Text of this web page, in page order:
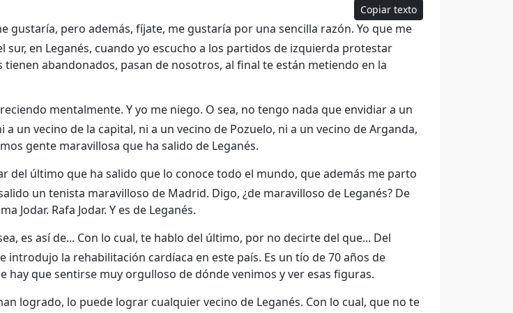
Copiar texto
gustaría, pero además, fíjate, me gustaría por una sencilla razón. Yo que me
sur, en Leganés, cuando yo escucho a los partidos de izquierda protestar
abandonados, pasan de nosotros, al final te están metiendo en la
mentalmente. Y yo me niego. O sea, no tengo nada que envidiar a un
un vecino de la capital, ni a un vecino de Pozuelo, ni a un vecino de Arganda,
gente maravillosa que ha salido de Leganés.
del último que ha salido que lo conoce todo el mundo, que además me parto
un tenista maravilloso de Madrid. Digo, ¿de maravilloso de Leganés? De
Jodar. Rafa Jodar. Y es de Leganés.
es así de... Con lo cual, te hablo del último, por no decirte del que... Del
la rehabilitación cardíaca en este país. Es un tío de 70 años de
hay que sentirse muy orgulloso de dónde venimos y ver esas figuras.
logrado, lo puede lograr cualquier vecino de Leganés. Con lo cual, que no te